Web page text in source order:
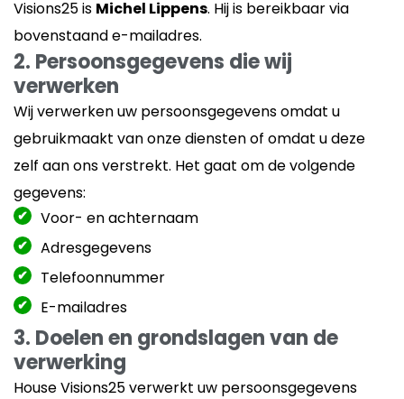
Visions25 is Michel Lippens. Hij is bereikbaar via
bovenstaand e-mailadres.
2. Persoonsgegevens die wij
verwerken
Wij verwerken uw persoonsgegevens omdat u
gebruikmaakt van onze diensten of omdat u deze
zelf aan ons verstrekt. Het gaat om de volgende
gegevens:
Voor- en achternaam
Adresgegevens
Telefoonnummer
E-mailadres
3. Doelen en grondslagen van de
verwerking
House Visions25 verwerkt uw persoonsgegevens